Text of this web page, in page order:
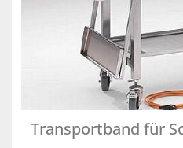
Transportband für